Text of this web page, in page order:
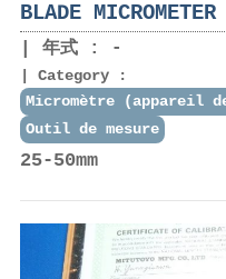
BLADE
年式 : -
Category :
Micromètre (appareil
Outil de mesure
25-50mm